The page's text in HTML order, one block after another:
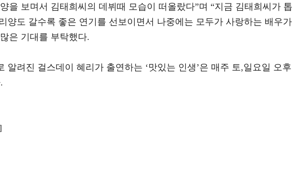
을 보며서 김태희씨의 데뷔때 모습이 떠올랐다”며 “지금 김태희씨가 톱
양도 갈수록 좋은 연기를 선보이면서 나중에는 모두가 사랑하는 배우가
은 기대를 부탁했다.
알려진 걸스데이 혜리가 출연하는 ‘맛있는 인생’은 매주 토,일요일 오후